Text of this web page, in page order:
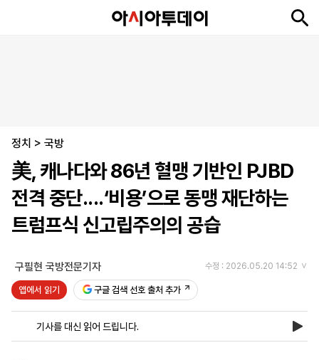
언
티
스
츠
ENGLISH
中
文
Tiếng
Việt
지
면
신
문
후
원
제
보
회
사
앱
설
정치 > 국방
美, 캐나다와 86년 혈맹 기반인 PJBD
전격 중단....‘비용’으로 동맹 재단하는
트럼프식 신고립주의의 공습
구필현 국방전문기자 수정 : 2026.05.20 14:52
앱에서 읽기 구글 검색 선호 출처 추가
기사를 대신 읽어 드립니다.